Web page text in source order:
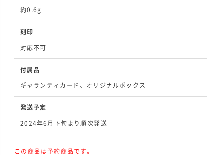
約0.6g
刻印
対応不可
付属品
ギャランティカード、オリジナルボックス
発送予定
2024年6月下旬より順次発送
この商品は予約商品です。